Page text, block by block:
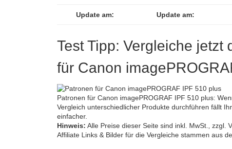
Update am: Update am:
Test Tipp: Vergleiche
für Canon
Patronen für Canon imagePROGRAF IPF 510 plus:
Vergleich unterschiedlicher Produkte durchführen fällt
einfacher.
Hinweis: Alle Preise dieser Seite sind inkl. MwSt., zzgl.
Affiliate Links & Bilder für die Vergleiche stammen aus